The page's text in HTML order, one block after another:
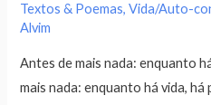
Textos & Poemas,Vida/Auto-
Alvim
Antes de mais nada: enquanto
mais nada: enquanto há vida, há